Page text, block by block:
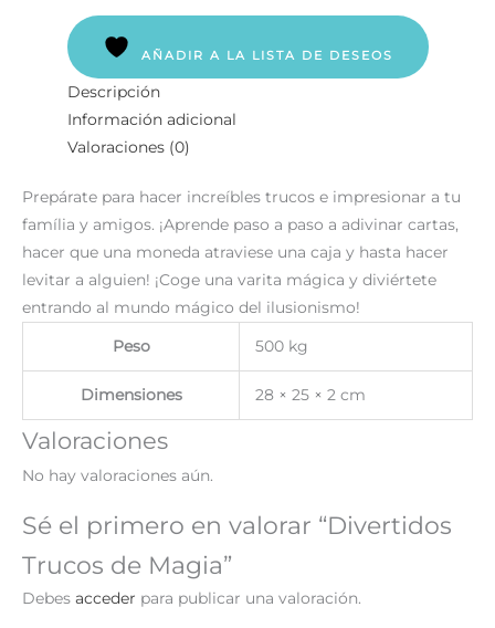
AÑADIR A LA LISTA DE DESEOS
Descripción
Información adicional
Valoraciones (0)
Prepárate para hacer increíbles trucos e impresionar a tu
família y amigos. ¡Aprende paso a paso a adivinar cartas,
hacer que una moneda atraviese una caja y hasta hacer
levitar a alguien! ¡Coge una varita mágica y diviértete
entrando al mundo mágico del ilusionismo!
Peso 500 kg
Dimensiones 28 × 25 × 2 cm
Valoraciones
No hay valoraciones aún.
Sé el primero en valorar “Divertidos
Trucos de Magia”
Debes acceder para publicar una valoración.